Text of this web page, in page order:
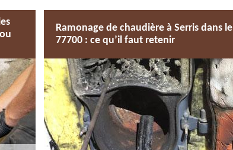
Ramonage de chaudière à Serris dans le
77700 : ce qu’il faut retenir